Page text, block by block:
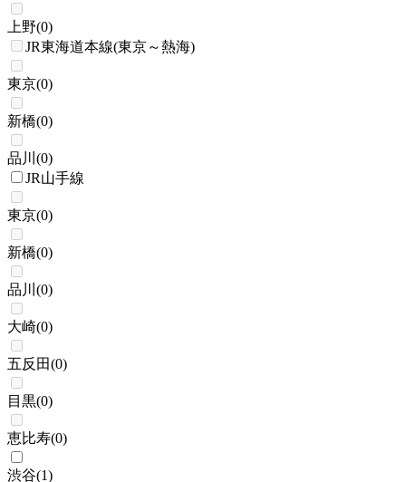
上野(0)
JR東海道本線(東京～熱海)
東京(0)
新橋(0)
品川 (0)
JR山手線
東京(0)
新橋(0)
品川 (0)
大崎(0)
五反田(0)
目黒(0)
恵比寿(0)
渋谷(1)